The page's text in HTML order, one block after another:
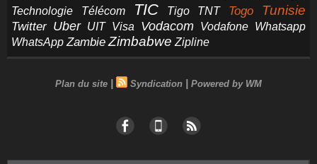
Technologie
Télécom TIC Tigo TNT Togo Tunisie
Twitter Uber UIT Visa Vodacom Vodafone Whatsapp
WhatsApp Zambie Zimbabwe Zipline
Plan du site | Syndication | Powered by WM